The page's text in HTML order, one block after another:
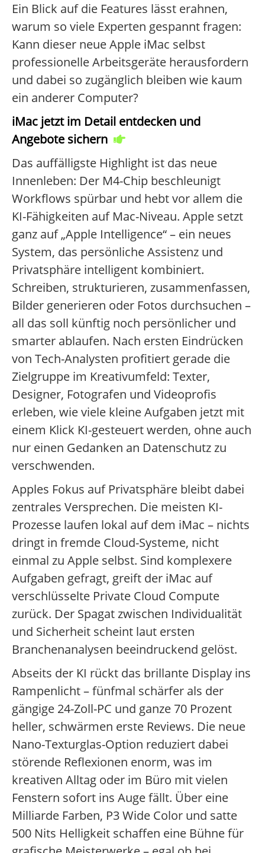
Ein Blick auf die Features lässt erahnen,
warum so viele Experten gespannt fragen:
Kann dieser neue Apple iMac selbst
professionelle Arbeitsgeräte herausfordern
und dabei so zugänglich bleiben wie kaum
ein anderer Computer?
iMac jetzt im Detail entdecken und
Angebote sichern
Das auffälligste Highlight ist das neue
Innenleben: Der M4-Chip beschleunigt
Workflows spürbar und hebt vor allem die
KI-Fähigkeiten auf Mac-Niveau. Apple setzt
ganz auf „Apple Intelligence“ – ein neues
System, das persönliche Assistenz und
Privatsphäre intelligent kombiniert.
Schreiben, strukturieren, zusammenfassen,
Bilder generieren oder Fotos durchsuchen –
all das soll künftig noch persönlicher und
smarter ablaufen. Nach ersten Eindrücken
von Tech-Analysten profitiert gerade die
Zielgruppe im Kreativumfeld: Texter,
Designer, Fotografen und Videoprofis
erleben, wie viele kleine Aufgaben jetzt mit
einem Klick KI-gesteuert werden, ohne auch
nur einen Gedanken an Datenschutz zu
verschwenden.
Apples Fokus auf Privatsphäre bleibt dabei
zentrales Versprechen. Die meisten KI-
Prozesse laufen lokal auf dem iMac – nichts
dringt in fremde Cloud-Systeme, nicht
einmal zu Apple selbst. Sind komplexere
Aufgaben gefragt, greift der iMac auf
verschlüsselte Private Cloud Compute
zurück. Der Spagat zwischen Individualität
und Sicherheit scheint laut ersten
Branchenanalysen beeindruckend gelöst.
Abseits der KI rückt das brillante Display ins
Rampenlicht – fünfmal schärfer als der
gängige 24-Zoll-PC und ganze 70 Prozent
heller, schwärmen erste Reviews. Die neue
Nano-Texturglas-Option reduziert dabei
störende Reflexionen enorm, was im
kreativen Alltag oder im Büro mit vielen
Fenstern sofort ins Auge fällt. Über eine
Milliarde Farben, P3 Wide Color und satte
500 Nits Helligkeit schaffen eine Bühne für